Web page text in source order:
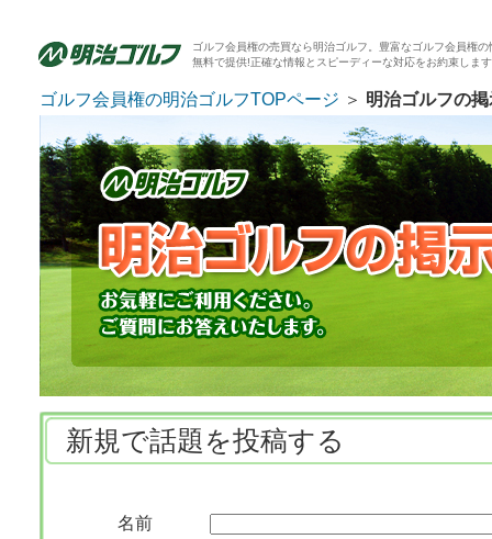
ゴルフ会員権の売買なら明治ゴルフ。豊富なゴルフ会員権の
無料で提供!正確な情報とスピーディーな対応をお約束しま
ゴルフ会員権の明治ゴルフTOPページ ＞ 明治ゴルフの
新規で話題を投稿する
名前